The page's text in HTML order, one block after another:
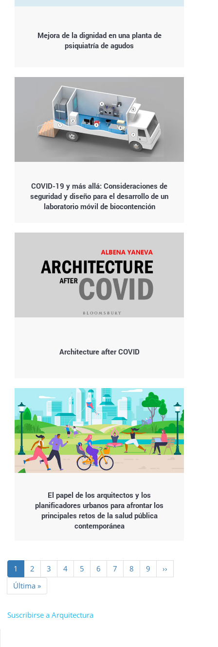
Mejora de la dignidad en una planta de
psiquiatría de agudos
COVID-19 y más allá: Consideraciones de
seguridad y diseño para el desarrollo de un
laboratorio móvil de biocontención
Architecture after COVID
El papel de los arquitectos y los
planificadores urbanos para afrontar los
principales retos de la salud pública
contemporánea
Paginación
Página
actual
1 Page
2 Page
3 Page
4 Page
5 Page
6 Page
7 Page
8 Page
9
Siguiente
página
››
Última
página
Última »
Suscribirse a Arquitectura